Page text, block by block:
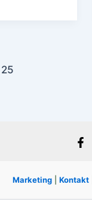
25
Marketing| Kontakt|